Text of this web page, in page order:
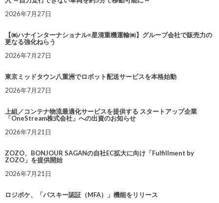
2026年7月27日
【㈱ハナインターナショナル×星清重機運輸㈱】グループ会社で販売力の
更なる強化ねらう
2026年7月27日
東京ミッドタウン八重洲でロボット配送サービスを本格始動
2026年7月27日
上組／コンテナ物流最適化サービスを提供する スタートアップ企業
「OneStream株式会社」への出資のお知らせ
2026年7月21日
ZOZO、BONJOUR SAGANの自社EC拡大に向け「Fulfillment by
ZOZO」を提供開始
2026年7月21日
ロジポケ、「パスキー認証（MFA）」機能をリリース